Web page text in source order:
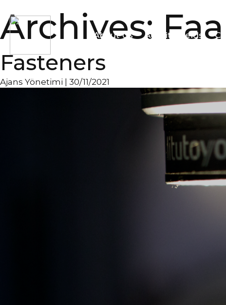
About Us Activity Fields
Archives:
Fasteners
Ajans Yönetimi 30/11/2021